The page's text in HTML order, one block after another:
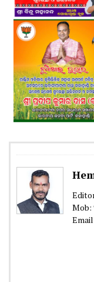
Mob: